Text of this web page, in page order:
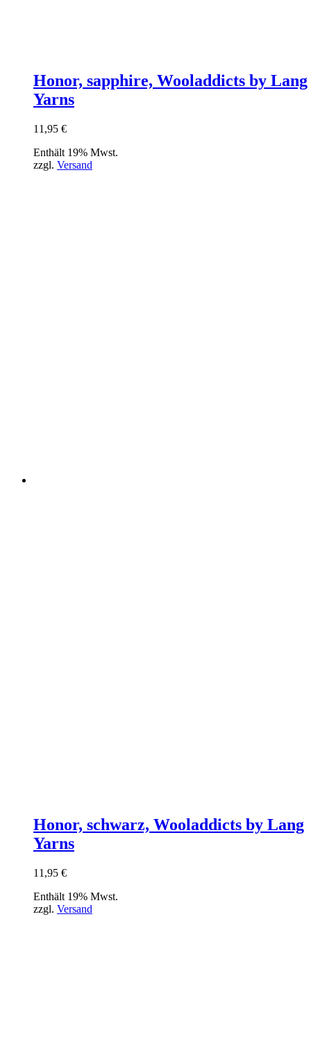
Honor, sapphire, Wooladdicts by Lang
Yarns
11,95 €
Enthält 19% Mwst.
zzgl. Versand
Honor, schwarz, Wooladdicts by Lang
Yarns
11,95 €
Enthält 19% Mwst.
zzgl. Versand